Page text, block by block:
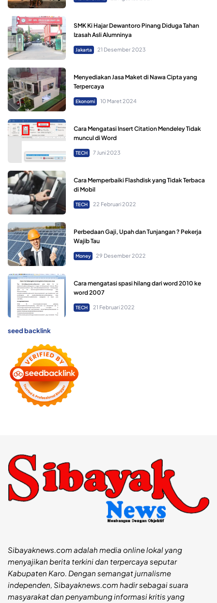
SMK Ki Hajar Dewantoro Pinang Diduga Tahan
Izasah Asli Alumninya
Jakarta 21 Desember 2023
Menyediakan Jasa Maket di Nawa Cipta yang
Terpercaya
Ekonomi 10 Maret 2024
Cara Mengatasi Insert Citation Mendeley Tidak
muncul di Word
TECH 7 Juni 2023
Cara Memperbaiki Flashdisk yang Tidak Terbaca
di Mobil
TECH 22 Februari 2022
Perbedaan Gaji, Upah dan Tunjangan ? Pekerja
Wajib Tau
Money 29 Desember 2022
Cara mengatasi spasi hilang dari word 2010 ke
word 2007
TECH 21 Februari 2022
seed backlink
Sibayaknews.com adalah media online lokal yang
menyajikan berita terkini dan terpercaya seputar
Kabupaten Karo. Dengan semangat jurnalisme
independen, Sibayaknews.com hadir sebagai suara
masyarakat dan penyambung informasi kritis yang